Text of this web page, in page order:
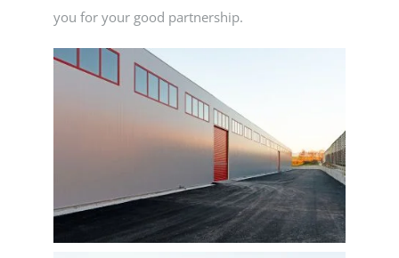
you for your good partnership.